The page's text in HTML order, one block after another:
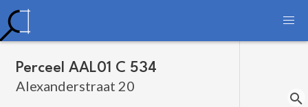
Perceel AAL01 C 534
Alexanderstraat 20